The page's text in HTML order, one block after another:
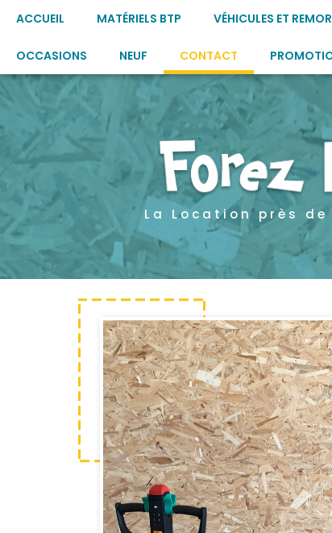
ACCUEIL MATÉRIELS BTP VÉHICULES ET
OCCASIONS NEUF CONTACT
La Location près de